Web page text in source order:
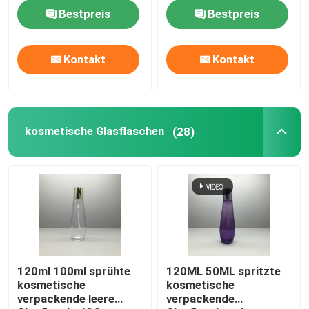
Kontakt mit uns
Bitte um ein Angebot
Leere Glasflaschen
kosmetische Glasflaschen
Parfüm-Glas-Flaschen
Kappe
Bestpreis
Kontakt
Kappe spritzt
Bestpreis
Kontakt
kosmetische Glasflaschen (28)
120ml 100ml sprühte
kosmetische
verpackende leere
120ML 50ML spritzte
kosmetische
verpackende